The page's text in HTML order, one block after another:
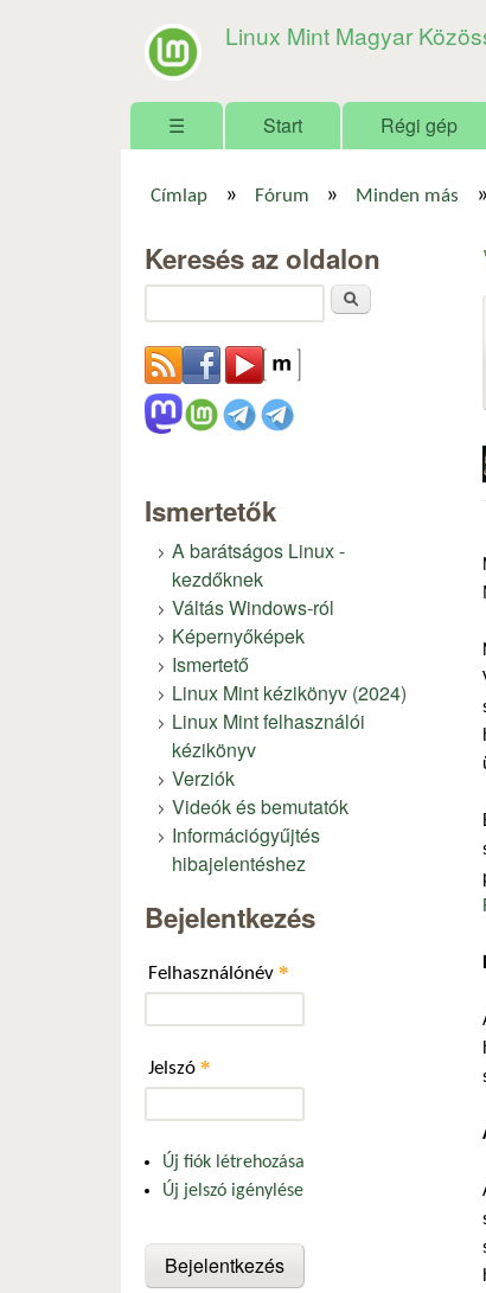
Linux Mint Magyar
Főmenü
☰ Start Régi gép
Címlap » Fórum » Minden más »
Keresés az oldalon
Ismertetők
A barátságos Linux -
kezdőknek
Váltás Windows-ról
Képernyőképek
Ismertető
Linux Mint kézikönyv (2024)
Linux Mint felhasználói
kézikönyv
Verziók
Videók és bemutatók
Információgyűjtés
hibajelentéshez
Bejelentkezés
Felhasználónév *
Jelszó *
Új fiók létrehozása
Új jelszó igénylése